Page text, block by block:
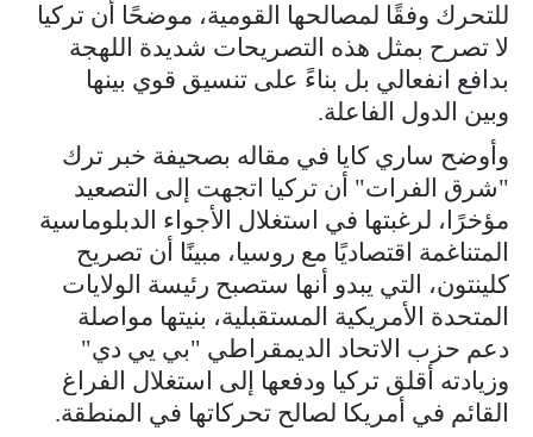
للتحرك وفقًا لمصالحها القومية، موضحًا أن تركيا
لا تصرح بمثل هذه التصريحات شديدة اللهجة
بدافع انفعالي بل بناءً على تنسيق قوي بينها
وبين الدول الفاعلة.
وأوضح ساري كايا في مقاله بصحيفة خبر ترك
"شرق الفرات" أن تركيا اتجهت إلى التصعيد
مؤخرًا، لرغبتها في استغلال الأجواء الدبلوماسية
المتناغمة اقتصاديًا مع روسيا، مبينًا أن تصريح
كلينتون، التي يبدو أنها ستصبح رئيسة الولايات
المتحدة الأمريكية المستقبلية، بنيتها مواصلة
دعم حزب الاتحاد الديمقراطي "بي يي دي"
وزيادته أقلق تركيا ودفعها إلى استغلال الفراغ
القائم في أمريكا لصالح تحركاتها في المنطقة.